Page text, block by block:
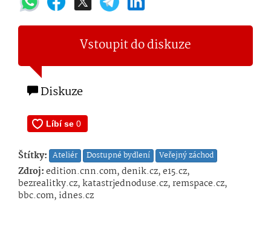
Vstoupit do diskuze
Diskuze
Štítky: Ateliér Dostupné bydlení Veřejný záchod
Zdroj:edition.cnn.com, denik.cz, e15.cz,
bezrealitky.cz, katastrjednoduse.cz, remspace.cz,
bbc.com, idnes.cz